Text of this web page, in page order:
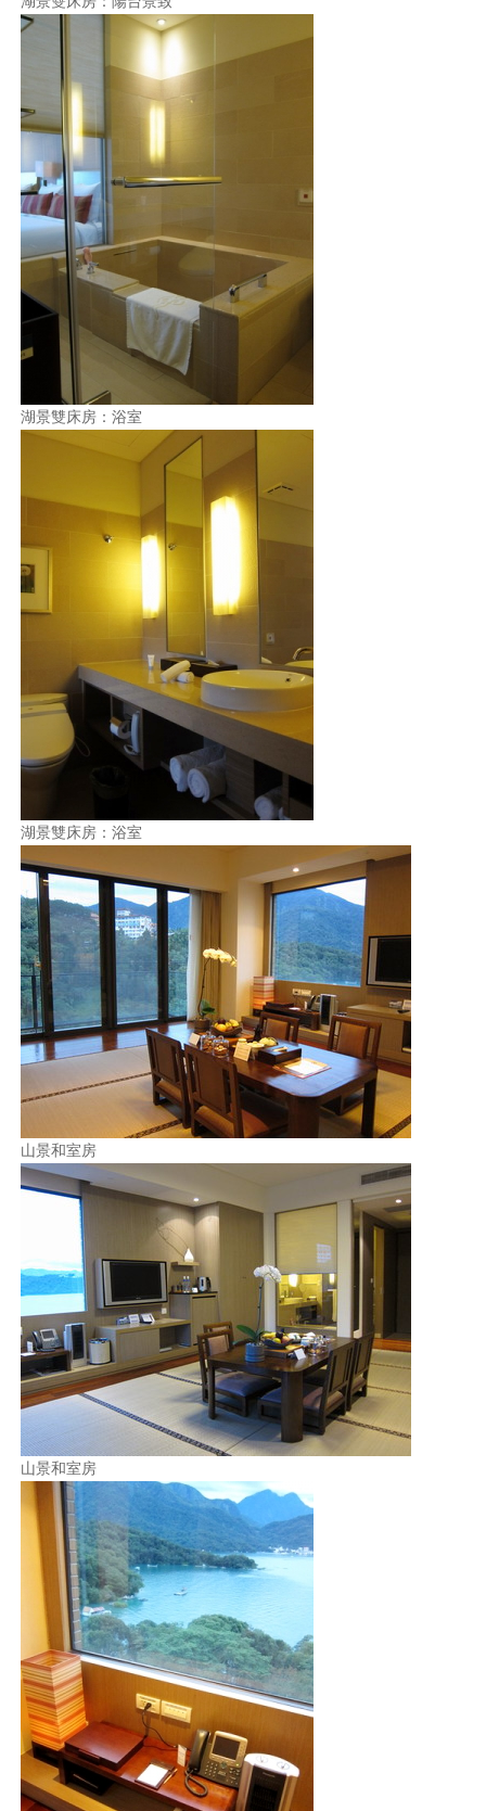
湖景雙床房：浴室
湖景雙床房：浴室
山景和室房
山景和室房